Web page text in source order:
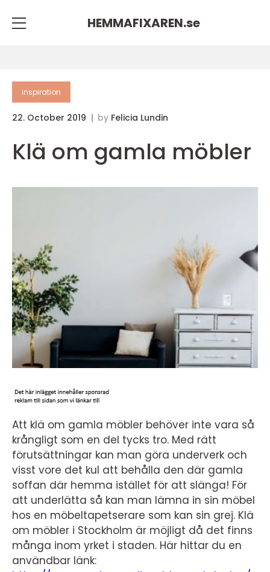
HEMMAFIXAREN.se
inspiration
22. October 2019 by Felicia Lundin
Klä om gamla möbler
Att klä om gamla möbler behöver inte vara så
krångligt som en del tycks tro. Med rätt
förutsättningar kan man göra underverk och
visst vore det kul att behålla den där gamla
soffan där hemma istället för att slänga! För
att underlätta så kan man lämna in sin möbel
hos en möbeltapetserare som kan sin grej. Klä
om möbler i Stockholm är möjligt då det finns
många inom yrket i staden. Här hittar du en
användbar länk: